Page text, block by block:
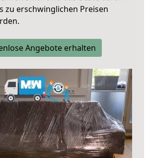
zu erschwinglichen Preisen
Angebote erhalten